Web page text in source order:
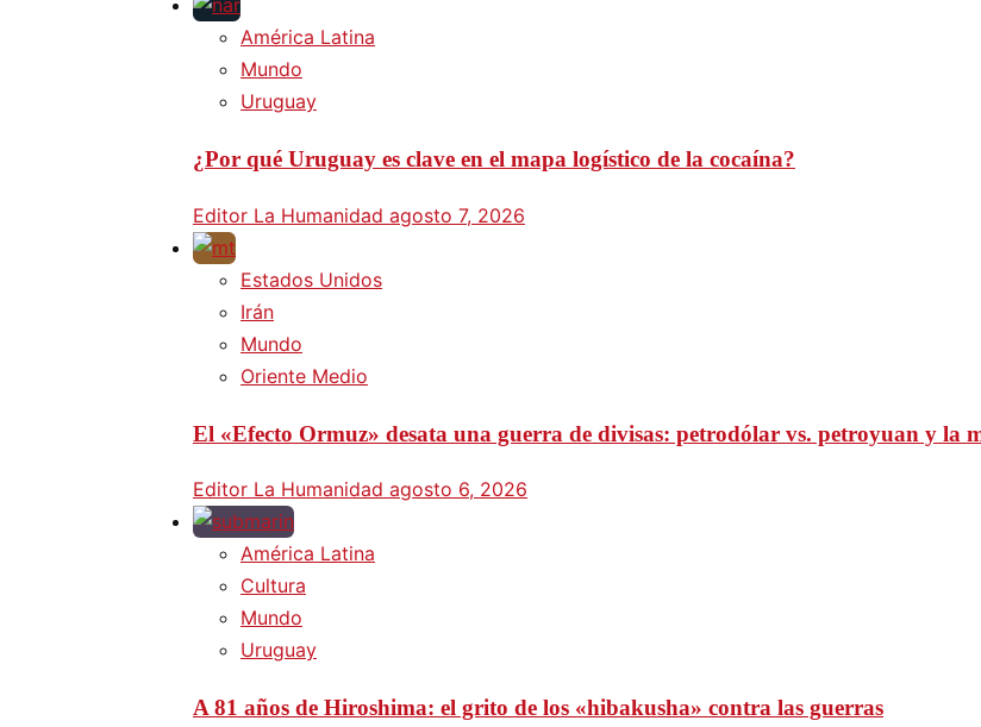
América Latina
Mundo
Uruguay
¿Por qué Uruguay es clave en el mapa logístico de la cocaína?
Editor La Humanidad agosto 7, 2026
Estados Unidos
Irán
Mundo
Oriente Medio
El «Efecto Ormuz» desata una guerra de divisas: petrodólar vs. petroyuan y la
Editor La Humanidad agosto 6, 2026
América Latina
Cultura
Mundo
Uruguay
A 81 años de Hiroshima: el grito de los «hibakusha» contra las guerras